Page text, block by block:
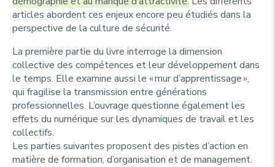
articles abordent ces enjeux encore peu étudiés dans la
perspective de la culture de sécurité.
La première partie du livre interroge la dimension
collective des compétences et leur développement dans
le temps. Elle examine aussi le « mur d’apprentissage »,
qui fragilise la transmission entre générations
professionnelles. L’ouvrage questionne également les
effets du numérique sur les dynamiques de travail et les
collectifs.
Les parties suivantes proposent des pistes d’action en
matière de formation, d’organisation et de management.